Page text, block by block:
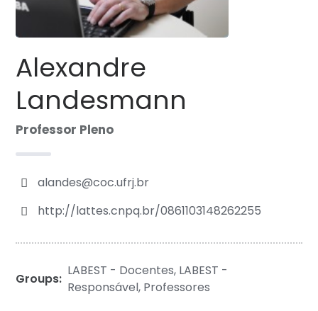
Alexandre
Landesmann
Professor Pleno
alandes@coc.ufrj.br
http://lattes.cnpq.br/0861103148262255
Groups:
LABEST - Docentes, LABEST -
Responsável, Professores